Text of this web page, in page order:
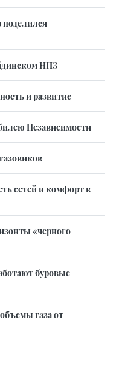
поделился
НПЗ
и развитие
Независимости
сетей и комфорт в
«черного
буровые
газа от